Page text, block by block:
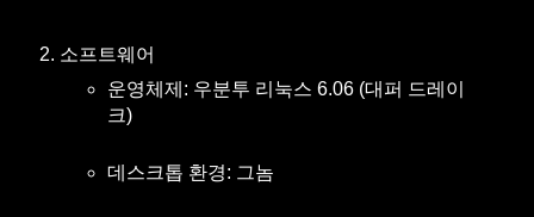
소프트웨어
운영체제: 우분투 리눅스 6.06 (대퍼 드레이
크)
데스크톱 환경: 그놈